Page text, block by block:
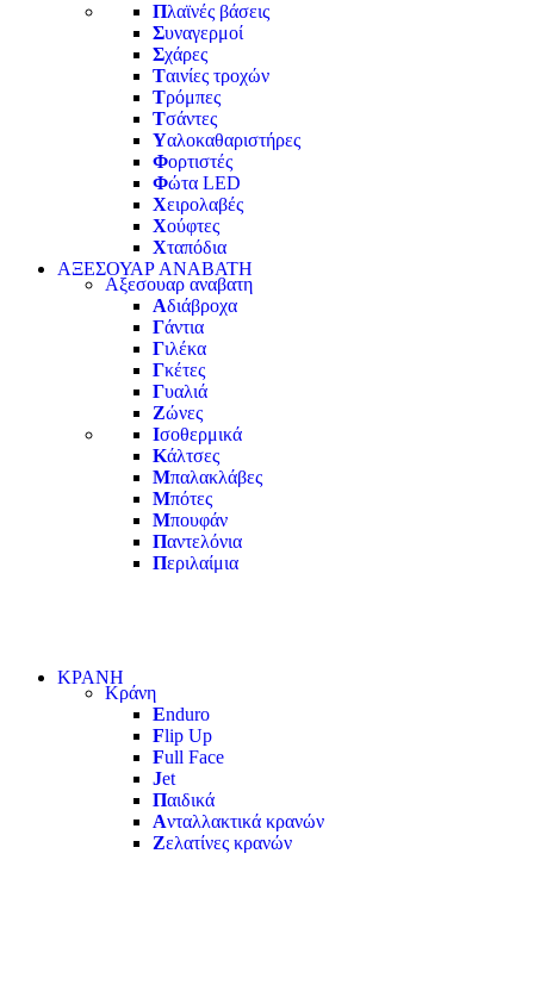
Πλαϊνές βάσεις
Συναγερμοί
Σχάρες
Ταινίες τροχών
Τρόμπες
Τσάντες
Υαλοκαθαριστήρες
Φορτιστές
Φώτα LED
Χειρολαβές
Χούφτες
Χταπόδια
ΑΞΕΣΟΥΑΡ ΑΝΑΒΑΤΗ
Αξεσουαρ αναβατη
Αδιάβροχα
Γάντια
Γιλέκα
Γκέτες
Γυαλιά
Ζώνες
Ισοθερμικά
Κάλτσες
Μπαλακλάβες
Μπότες
Μπουφάν
Παντελόνια
Περιλαίμια
ΚΡΑΝΗ
Κράνη
Enduro
Flip Up
Full Face
Jet
Παιδικά
Ανταλλακτικά κρανών
Ζελατίνες κρανών